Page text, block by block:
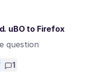
uBO to Firefox
question
1